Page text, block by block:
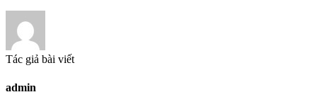
Tác giả bài viết
admin